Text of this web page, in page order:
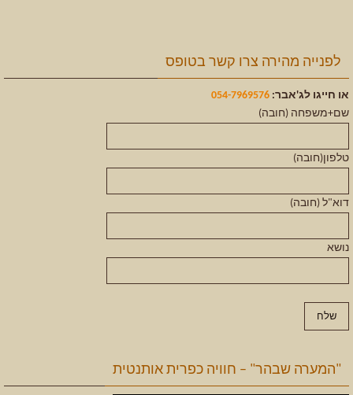
לפנייה מהירה צרו קשר בטופס
או חייגו לג'אבר: 054-7969576
שם+משפחה (חובה)
טלפון(חובה)
דוא"ל (חובה)
נושא
"המערה שבהר" – חוויה כפרית אותנטית